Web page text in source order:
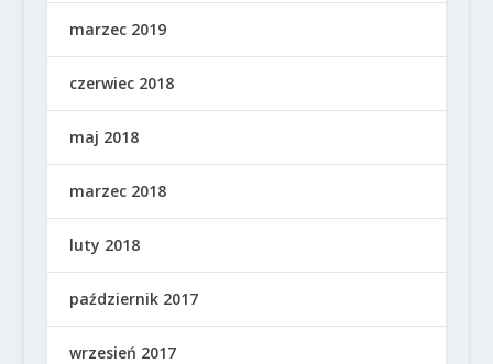
marzec 2019
czerwiec 2018
maj 2018
marzec 2018
luty 2018
październik 2017
wrzesień 2017